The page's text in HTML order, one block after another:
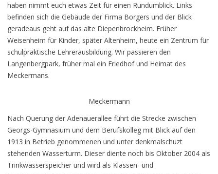
haben nimmt euch etwas Zeit für einen Rundumblick. Links
befinden sich die Gebäude der Firma Borgers und der Blick
geradeaus geht auf das alte Diepenbrockheim. Früher
Weisenheim für Kinder, später Altenheim, heute ein Zentrum für
schulpraktische Lehrerausbildung. Wir passieren den
Langenbergpark, früher mal ein Friedhof und Heimat des
Meckermans.
Meckermann
Nach Querung der Adenauerallee führt die Strecke zwischen
Georgs-Gymnasium und dem Berufskolleg mit Blick auf den
1913 in Betrieb genommenen und unter denkmalschuzt
stehenden Wasserturm. Dieser diente noch bis Oktober 2004 als
Trinkwasserspeicher und wird als Klassen- und